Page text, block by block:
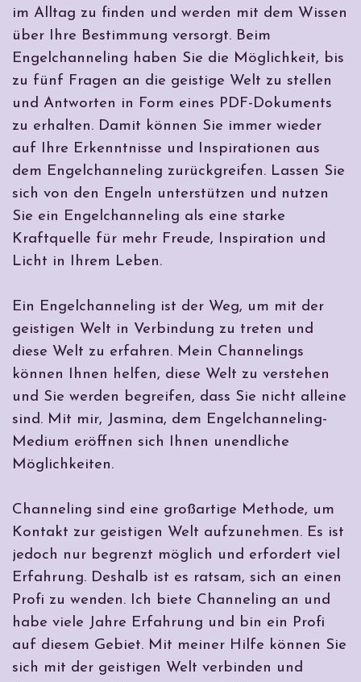
im Alltag zu finden und werden mit dem Wissen
über Ihre Bestimmung versorgt. Beim
Engelchanneling haben Sie die Möglichkeit, bis
zu fünf Fragen an die geistige Welt zu stellen
und Antworten in Form eines PDF-Dokuments
zu erhalten. Damit können Sie immer wieder
auf Ihre Erkenntnisse und Inspirationen aus
dem Engelchanneling zurückgreifen. Lassen Sie
sich von den Engeln unterstützen und nutzen
Sie ein Engelchanneling als eine starke
Kraftquelle für mehr Freude, Inspiration und
Licht in Ihrem Leben.
Ein Engelchanneling ist der Weg, um mit der
geistigen Welt in Verbindung zu treten und
diese Welt zu erfahren. Mein Channelings
können Ihnen helfen, diese Welt zu verstehen
und Sie werden begreifen, dass Sie nicht alleine
sind. Mit mir, Jasmina, dem Engelchanneling-
Medium eröffnen sich Ihnen unendliche
Möglichkeiten.
Channeling sind eine großartige Methode, um
Kontakt zur geistigen Welt aufzunehmen. Es ist
jedoch nur begrenzt möglich und erfordert viel
Erfahrung. Deshalb ist es ratsam, sich an einen
Profi zu wenden. Ich biete Channeling an und
habe viele Jahre Erfahrung und bin ein Profi
auf diesem Gebiet. Mit meiner Hilfe können Sie
sich mit der geistigen Welt verbinden und